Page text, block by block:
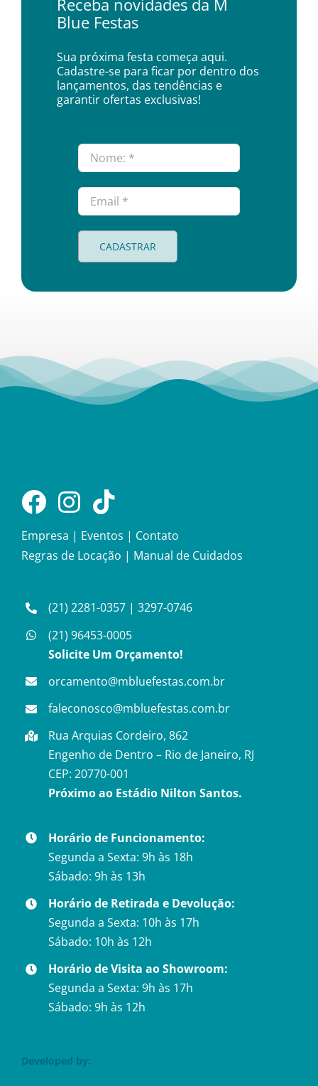
Receba novidades da M
Blue Festas
Sua próxima festa começa aqui.
Cadastre-se para ficar por dentro dos
lançamentos, das tendências e
garantir ofertas exclusivas!
CADASTRAR
Empresa | Eventos | Contato
Regras de Locação | Manual de Cuidados
(21) 2281-0357 |3297-0746
(21) 96453-0005
Solicite Um Orçamento!
orcamento@mbluefestas.com.br
faleconosco@mbluefestas.com.br
Rua Arquias Cordeiro, 862
Engenho de Dentro – Rio de Janeiro, RJ
CEP: 20770-001
Próximo ao Estádio Nilton Santos.
Horário de Funcionamento:
Segunda a Sexta: 9h às 18h
Sábado: 9h às 13h
Horário de Retirada e Devolução:
Segunda a Sexta: 10h às 17h
Sábado: 10h às 12h
Horário de Visita ao Showroom:
Segunda a Sexta: 9h às 17h
Sábado: 9h às 12h
Developed by: